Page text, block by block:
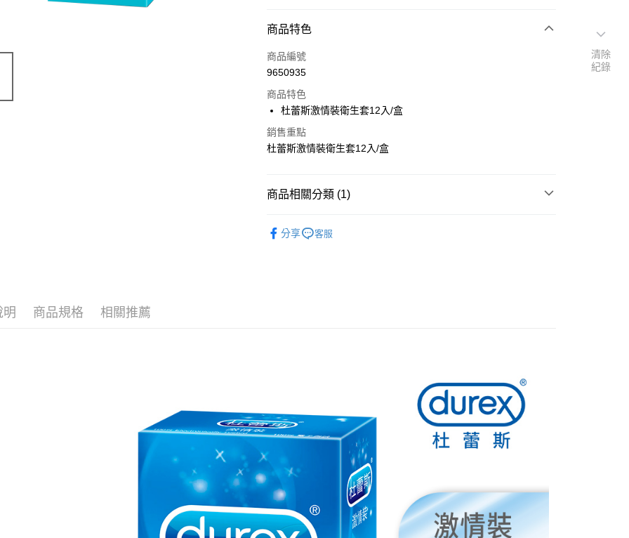
付款方式
信用卡一次付款
LINE Pay
Apple Pay
AFTEE先享後付
２．訂單成立數日內，您將收到繳費通知簡訊。
３．收到繳費通知簡訊後14天內，點擊此簡訊中的連結，可透過四大超商
／ATM／網路銀行／等多元方式進行付款，方視為交易完成。
※ 請注意：結帳手續完成當下不需立刻繳費，但若您需要取消訂單，請聯
絡購買商品的店家。未經商家同意取消之訂單仍視為有效，需透過AFTEE
先享後付繳納相關費用。
※ 交易是否成功請以「AFTEE先享後付 」之結帳頁面顯示為準，若有關於
是否繳費成功／繳費後需取消欲退款等相關疑問，請聯繫「AFTEE先享後
付客戶支援中心」
https://netprotections.freshdesk.com/support/home
【注意事項】
１．透過由恩沛科技股份有限公司提供之「AFTEE先享後付」服務完成之
每筆NT$80，滿NT$999(含以上)免運費
7-11取貨付款
每筆NT$80，滿NT$999(含以上)免運費
先付款後7-11取貨
每筆NT$80，滿NT$999(含以上)免運費
宅配
商品特色
商品編號
9650935
商品特色
杜蕾斯激情裝衛生套12入/盒
銷售重點
杜蕾斯激情裝衛生套12入/盒
商品相關分類 (1)
分享
客服
明 商品規格 相關推薦
清除
紀錄